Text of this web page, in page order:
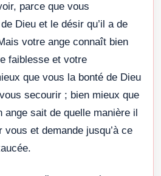
parce que vous
Dieu et le désir qu’il a de
votre ange connaît bien
faiblesse et votre
que vous la bonté de Dieu
secourir ; bien mieux que
sait de quelle manière il
et demande jusqu’à ce